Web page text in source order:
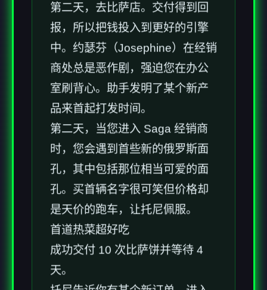
第二天，去比萨店。交付得到回
报，所以把钱投入到更好的引擎
中。约瑟芬（Josephine）在经销
商处总是恶作剧，强迫您在办公
室刷背心。助手发明了某个新产
品来首起打发时间。
第二天，当您进入 Saga 经销商
时，您会遇到首些新的俄罗斯面
孔，其中包括那位相当可爱的面
孔。买首辆名字很可笑但价格却
是天价的跑车，让托尼佩服。
首道热菜超好吃
成功交付 10 次比萨饼并等待 4
天。